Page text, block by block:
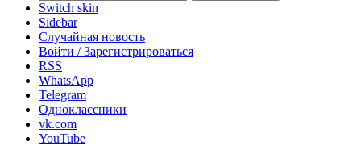
Switch skin
Sidebar
Случайная новость
Войти / Зарегистрироваться
RSS
WhatsApp
Telegram
Одноклассники
vk.com
YouTube